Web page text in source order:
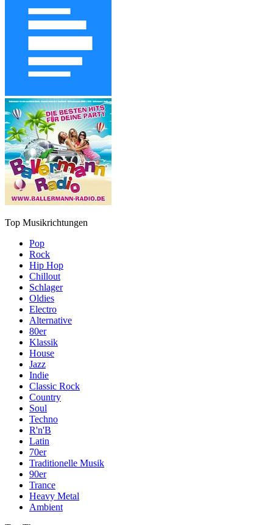
Top Musikrichtungen
Pop
Rock
Hip Hop
Chillout
Schlager
Oldies
Electro
Alternative
80er
Klassik
House
Jazz
Indie
Classic Rock
Country
Soul
Techno
R'n'B
Latin
70er
Traditionelle Musik
90er
Trance
Heavy Metal
Ambient